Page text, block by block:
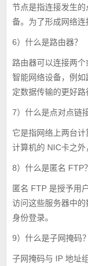
节点是指连接发生
备。为了形成网络连
6）什么是路由器？
路由器可以连接两
智能网络设备，例
定数据传输的更好路
7）什么是点对点链
它是指网络上两台
计算机的 NIC卡之外
8）什么是匿名 FTP？
匿名 FTP 是授予用
访问这些服务器中
身份登录。
9）什么是子网掩码？
子网掩码与 IP 地址